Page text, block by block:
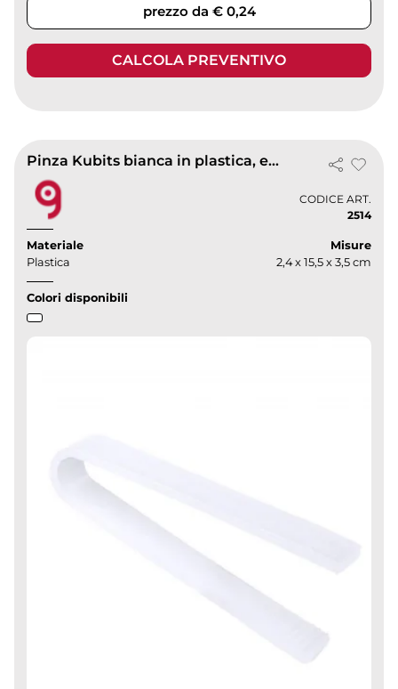
prezzo da € 0,24
CALCOLA PREVENTIVO
Pinza Kubits bianca in plastica, elegante e liscia, 15,5 cm
CODICE ART.
2514
Materiale
Plastica
Misure
2,4 x 15,5 x 3,5 cm
Colori disponibili